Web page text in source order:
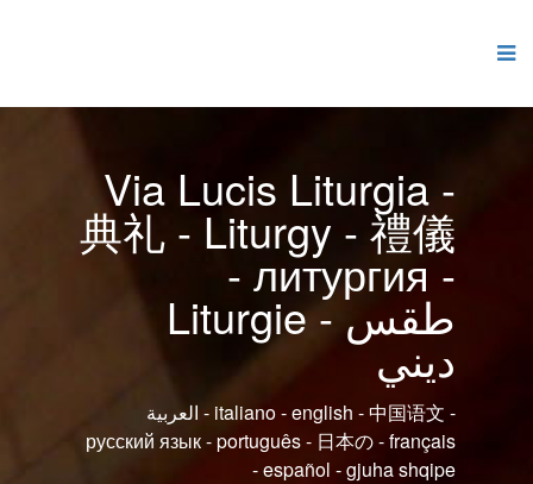
Via Lucis Liturgia -
典礼 - Liturgy - 禮儀
- литургия -
Liturgie - طقس
ديني
العربية - italiano - english - 中国语文 -
русский язык - português - 日本の - français
- español - gjuha shqipe